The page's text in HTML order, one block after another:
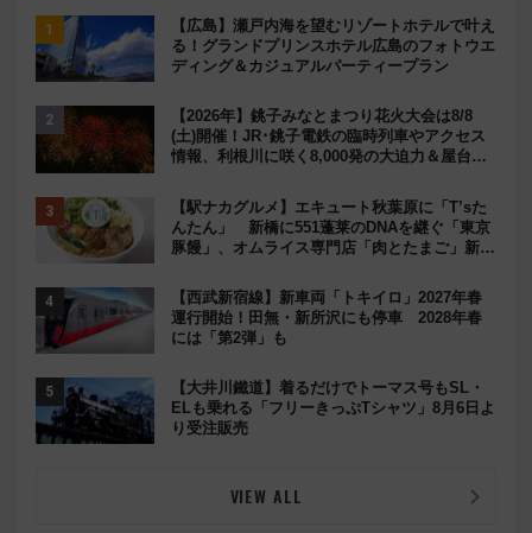
【広島】瀬戸内海を望むリゾートホテルで叶え
る！グランドプリンスホテル広島のフォトウエ
ディング＆カジュアルパーティープラン
【2026年】銚子みなとまつり花火大会は8/8
(土)開催！JR･銚子電鉄の臨時列車やアクセス
情報、利根川に咲く8,000発の大迫力＆屋台を
【駅ナカグルメ】エキュート秋葉原に「T’sた
んたん」 新橋に551蓬莱のDNAを継ぐ「東京
豚饅」、オムライス専門店「肉とたまご」新グ
【西武新宿線】新車両「トキイロ」2027年春
運行開始！田無・新所沢にも停車 2028年春
には「第2弾」も
【大井川鐵道】着るだけでトーマス号もSL・
ELも乗れる「フリーきっぷTシャツ」8月6日よ
り受注販売
VIEW ALL